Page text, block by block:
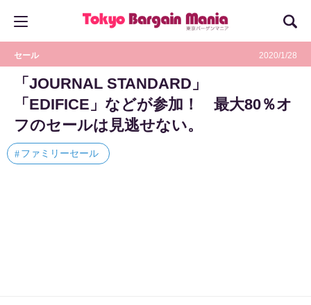
セール 2020/1/28
「JOURNAL STANDARD」
「EDIFICE」などが参加！ 最大80％オ
フのセールは見逃せない。
ファミリーセール